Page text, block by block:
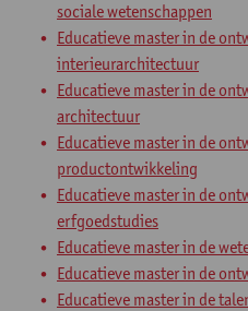
sociale wetenschappen
Educatieve master in de
interieurarchitectuur
Educatieve master in de
architectuur
Educatieve master in de
productontwikkeling
Educatieve master in de
erfgoedstudies
Educatieve master in de
Educatieve master in de
Educatieve master in de